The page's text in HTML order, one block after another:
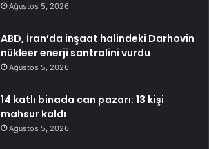
Ağustos 5, 2026
ABD, İran’da inşaat halindeki Darhovin
nükleer enerji santralini vurdu
Ağustos 5, 2026
14 katlı binada can pazarı: 13 kişi
mahsur kaldı
Ağustos 5, 2026